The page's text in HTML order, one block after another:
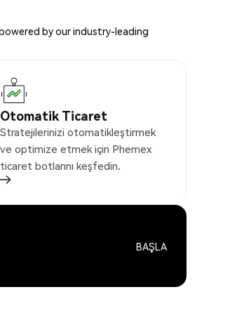
by our industry-leading
Otomatik Ticaret
Stratejilerinizi otomatikleştirmek
ve optimize etmek için Phemex
ticaret botlarını keşfedin.
BAŞLA